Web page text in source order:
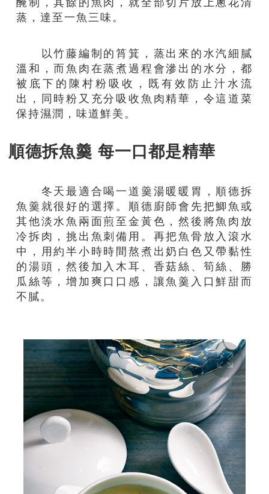
蒸，達至一魚三味。
以竹藤編制的筲箕，蒸出來的水汽細膩
溫和，而魚肉在蒸煮過程會滲出的水分，都
被底下的陳村粉吸收，既有效防止汁水流
出，同時粉又充分吸收魚肉精華，令這道菜
保持濕潤，味道鮮美。
順德拆魚羹 每一口都是精華
冬天最適合喝一道羹湯暖暖胃，順德拆
魚羹就很好的選擇。順德廚師會先把鯽魚或
其他淡水魚兩面煎至金黃色，然後將魚肉放
冷拆肉，挑出魚刺備用。再把魚骨放入滾水
中，用約半小時時間熬煮出奶白色又帶黏性
的湯頭，然後加入木耳、香菇絲、筍絲、勝
瓜絲等，增加爽口口感，讓魚羹入口鮮甜而
不膩。